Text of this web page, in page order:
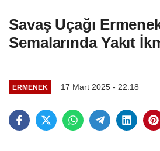
Savaş Uçağı
Semalarında Yakıt
ERMENEK 17 Mart 2025 - 22:18